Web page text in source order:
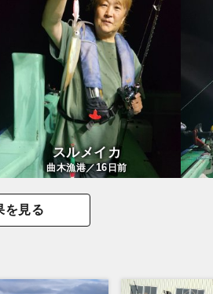
スルメイカ
曲木漁港／16日前
を見る